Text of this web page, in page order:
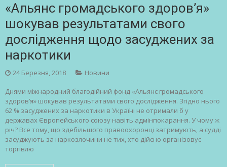
«Альянс громадського здоров’я»
шокував результатами свого
дослідження щодо засуджених за
наркотики
24 Березня, 2018 Новини
Днями міжнародний благодійний фонд «Альянс громадського
здоров’я» шокував результатами свого дослідження. Згідно нього
62 % засуджених за наркотики в Україні не отримали б у
державах Європейського союзу навіть адмінпокарання. У чому ж
річ? Все тому, що здебільшого правоохоронці затримують, а судді
засуджують за наркозлочини не тих, хто дійсно організовує
торгівлю